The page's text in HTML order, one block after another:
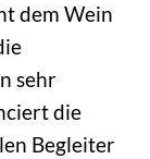
dem Wein
sehr
die
Begleiter